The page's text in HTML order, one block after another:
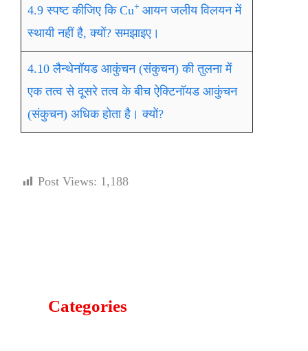
4.9 स्पष्ट कीजिए कि Cu+ आयन जलीय विलयन में
स्थायी नहीं है, क्यों? समझाइए।
4.10 लैन्थेनॉयड आकुंचन (संकुचन) की तुलना में
एक तत्व से दूसरे तत्व के बीच ऐक्टिनॉयड आकुंचन
(संकुचन) अधिक होता है। क्यों?
Post Views: 1,188
Categories